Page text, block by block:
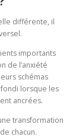
différente, il
importants
de l’anxiété
schémas
lorsque les
ancrées.
transformation
chacun.